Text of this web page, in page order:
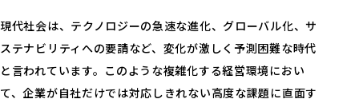
現代社会は、テクノロジーの急速な進化、グローバル化、サ
ステナビリティへの要請など、変化が激しく予測困難な時代
と言われています。このような複雑化する経営環境におい
て、企業が自社だけでは対応しきれない高度な課題に直面す